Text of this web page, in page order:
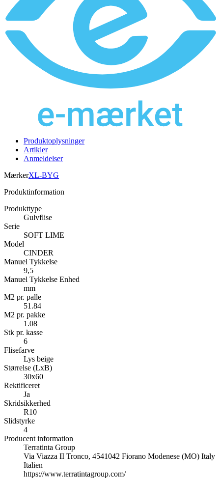
Produktoplysninger
Artikler
Anmeldelser
MærkerXL-BYG
Produktinformation
Produkttype
Gulvflise
Serie
SOFT LIME
Model
CINDER
Manuel Tykkelse
9,5
Manuel Tykkelse Enhed
mm
M2 pr. palle
51.84
M2 pr. pakke
1.08
Stk pr. kasse
6
Flisefarve
Lys beige
Størrelse (LxB)
30x60
Rektificeret
Ja
Skridsikkerhed
R10
Slidstyrke
4
Producent information
Terratinta Group
Via Viazza II Tronco, 4541042 Fiorano Modenese (MO) Italy
Italien
https://www.terratintagroup.com/